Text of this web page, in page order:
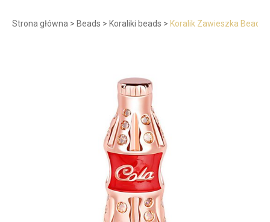
Strona główna > Beads > Koraliki beads > Koralik Zawieszka Beads